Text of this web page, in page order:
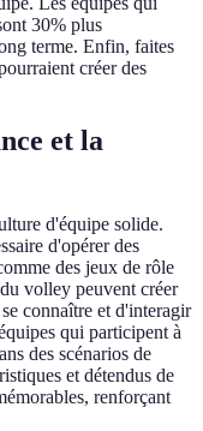
30% plus
terme. Enfin, faites
créer des
et la
d'équipe solide.
d'opérer des
des jeux de rôle
volley peuvent créer
connaître et d'interagir
qui participent à
des scénarios de
et détendus de
renforçant